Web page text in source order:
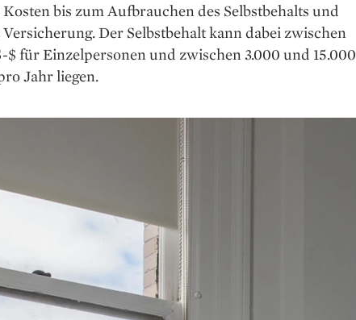
bis zum Aufbrauchen des Selbstbehalts und
Der Selbstbehalt kann dabei zwischen
$ für Einzelpersonen und zwischen 3.000 und 15.000
Jahr liegen.